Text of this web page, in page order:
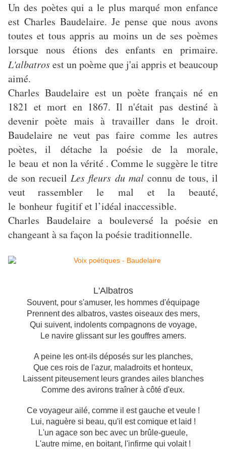
Un des poètes qui a le plus marqué mon enfance
est Charles Baudelaire. Je pense que nous avons
toutes et tous appris au moins un de ses poèmes
lorsque nous étions des enfants en primaire.
L'albatrosest un poème que j'ai appris et beaucoup
aimé.
Charles Baudelaire est un poète français né en
1821 et mort en 1867. Il n'était pas destiné à
devenir poète mais à travailler dans le droit.
Baudelaire ne veut pas faire comme les autres
poètes, il détache la poésie de la morale,
le beau et non la vérité . Comme le suggère le titre
de son recueilLes fleurs du mal connu de tous, il
veut rassembler le mal et la beauté,
le bonheur fugitif et l’idéal inaccessible.
Charles Baudelaire a bouleversé la poésie en
changeant à sa façon la poésie traditionnelle.
L'Albatros
Souvent, pour s'amuser, les hommes d'équipage
Prennent des albatros, vastes oiseaux des mers,
Qui suivent, indolents compagnons de voyage,
Le navire glissant sur les gouffres amers.
A peine les ont-ils déposés sur les planches,
Que ces rois de l'azur, maladroits et honteux,
Laissent piteusement leurs grandes ailes blanches
Comme des avirons traîner à côté d'eux.
Ce voyageur ailé, comme il est gauche et veule !
Lui, naguère si beau, qu'il est comique et laid !
L'un agace son bec avec un brûle-gueule,
L'autre mime, en boitant, l'infirme qui volait !